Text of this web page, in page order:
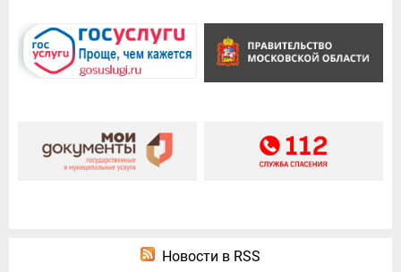
Новости в RSS